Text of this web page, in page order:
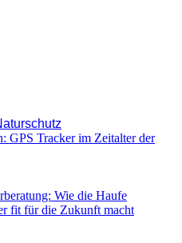
GPS Tracker im Zeitalter der
Wie die Haufe
fit für die Zukunft macht